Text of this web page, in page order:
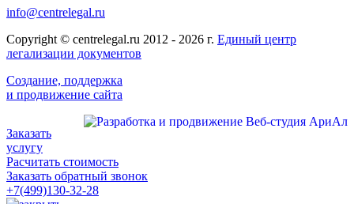
info@centrelegal.ru
Copyright © centrelegal.ru 2012 - 2026 г. Единый центр
легализации документов
Создание, поддержка
и продвижение сайта
Заказать
услугу
Расчитать стоимость
Заказать обратный звонок
+7(499)130-32-28